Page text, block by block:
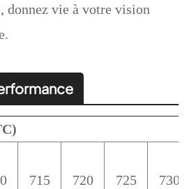
donnez vie à votre vision
715 720 725 730